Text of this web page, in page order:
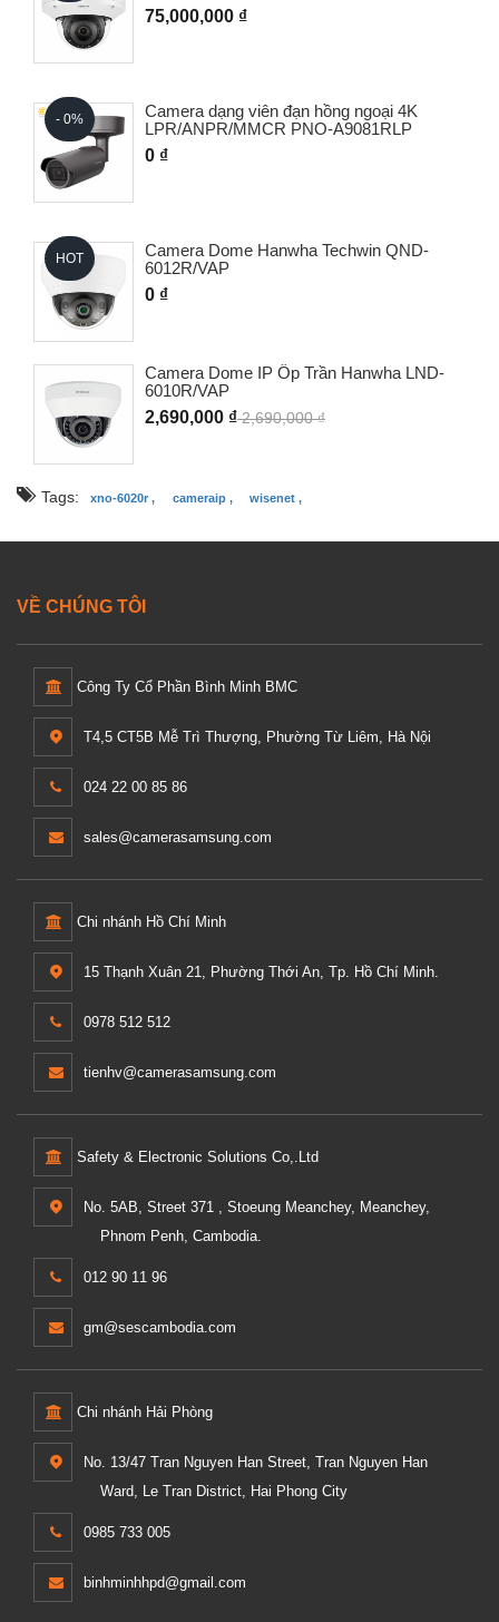
75,000,000 ₫
- 0%
Camera dạng viên đạn hồng ngoại 4K
LPR/ANPR/MMCR PNO-A9081RLP
0 ₫
HOT
Camera Dome Hanwha Techwin QND-
6012R/VAP
0 ₫
Camera Dome IP Ốp Trần Hanwha LND-
6010R/VAP
2,690,000 ₫2,690,000 ₫
Tags: xno-6020r , cameraip , wisenet ,
VỀ CHÚNG TÔI
Công Ty Cổ Phần Bình Minh BMC
T4,5 CT5B Mễ Trì Thượng, Phường Từ Liêm, Hà Nội
024 22 00 85 86
sales@camerasamsung.com
Chi nhánh Hồ Chí Minh
15 Thạnh Xuân 21, Phường Thới An, Tp. Hồ Chí Minh.
0978 512 512
tienhv@camerasamsung.com
Safety & Electronic Solutions Co,.Ltd
No. 5AB, Street 371 , Stoeung Meanchey, Meanchey,
Phnom Penh, Cambodia.
012 90 11 96
gm@sescambodia.com
Chi nhánh Hải Phòng
No. 13/47 Tran Nguyen Han Street, Tran Nguyen Han
Ward, Le Tran District, Hai Phong City
0985 733 005
binhminhhpd@gmail.com